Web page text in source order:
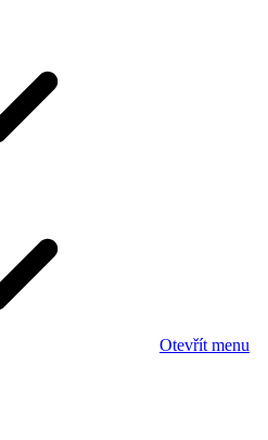
Otevřít menu